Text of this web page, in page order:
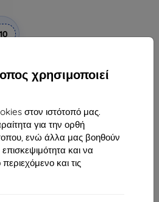
χρησιμοποιεί
στον ιστότοπό μας.
για την ορθή
ενώ άλλα μας βοηθούν
και να
και τις